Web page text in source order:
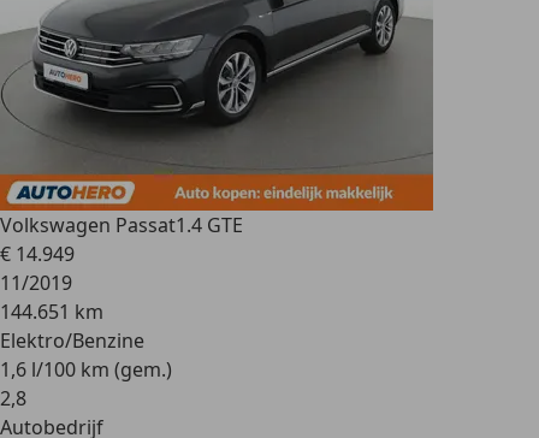
Volkswagen Passat1.4 GTE
€ 14.949
11/2019
144.651 km
Elektro/Benzine
1,6 l/100 km (gem.)
2,8
Autobedrijf